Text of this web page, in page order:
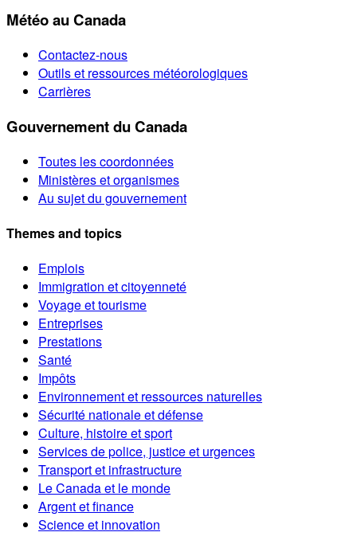
Météo au Canada
Contactez-nous
Outils et ressources météorologiques
Carrières
Gouvernement du Canada
Toutes les coordonnées
Ministères et organismes
Au sujet du gouvernement
Themes and topics
Emplois
Immigration et citoyenneté
Voyage et tourisme
Entreprises
Prestations
Santé
Impôts
Environnement et ressources naturelles
Sécurité nationale et défense
Culture, histoire et sport
Services de police, justice et urgences
Transport et infrastructure
Le Canada et le monde
Argent et finance
Science et innovation